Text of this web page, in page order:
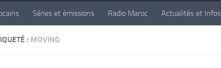
Séries et émissions Radio Maroc Actualités et Infos
: MOVING